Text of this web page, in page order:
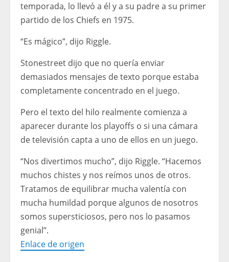
temporada, lo llevó a él y a su padre a su primer
partido de los Chiefs en 1975.
“Es mágico”, dijo Riggle.
Stonestreet dijo que no quería enviar
demasiados mensajes de texto porque estaba
completamente concentrado en el juego.
Pero el texto del hilo realmente comienza a
aparecer durante los playoffs o si una cámara
de televisión capta a uno de ellos en un juego.
“Nos divertimos mucho”, dijo Riggle. “Hacemos
muchos chistes y nos reímos unos de otros.
Tratamos de equilibrar mucha valentía con
mucha humildad porque algunos de nosotros
somos supersticiosos, pero nos lo pasamos
genial”.
Enlace de origen